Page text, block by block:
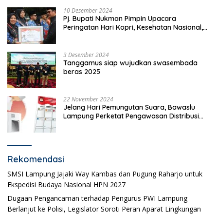
10 Desember 2024
Pj. Bupati Nukman Pimpin Upacara
Peringatan Hari Kopri, Kesehatan Nasional,
3 Desember 2024
Tanggamus siap wujudkan swasembada
beras 2025
22 November 2024
Jelang Hari Pemungutan Suara, Bawaslu
Lampung Perketat Pengawasan Distribusi
Rekomendasi
SMSI Lampung Jajaki Way Kambas dan Pugung Raharjo untuk
Ekspedisi Budaya Nasional HPN 2027
Dugaan Pengancaman terhadap Pengurus PWI Lampung
Berlanjut ke Polisi, Legislator Soroti Peran Aparat Lingkungan